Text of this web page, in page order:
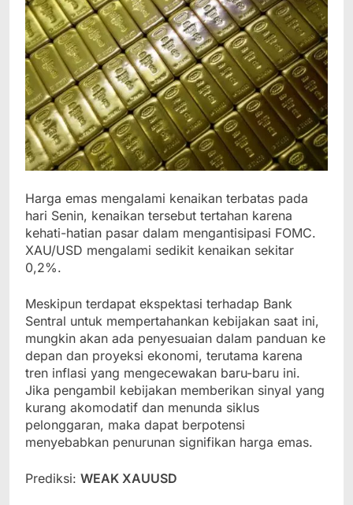
Harga emas mengalami kenaikan terbatas pada
hari Senin, kenaikan tersebut tertahan karena
kehati-hatian pasar dalam mengantisipasi FOMC.
XAU/USD mengalami sedikit kenaikan sekitar
0,2%.
Meskipun terdapat ekspektasi terhadap Bank
Sentral untuk mempertahankan kebijakan saat ini,
mungkin akan ada penyesuaian dalam panduan ke
depan dan proyeksi ekonomi, terutama karena
tren inflasi yang mengecewakan baru-baru ini.
Jika pengambil kebijakan memberikan sinyal yang
kurang akomodatif dan menunda siklus
pelonggaran, maka dapat berpotensi
menyebabkan penurunan signifikan harga emas.
Prediksi: WEAK XAUUSD